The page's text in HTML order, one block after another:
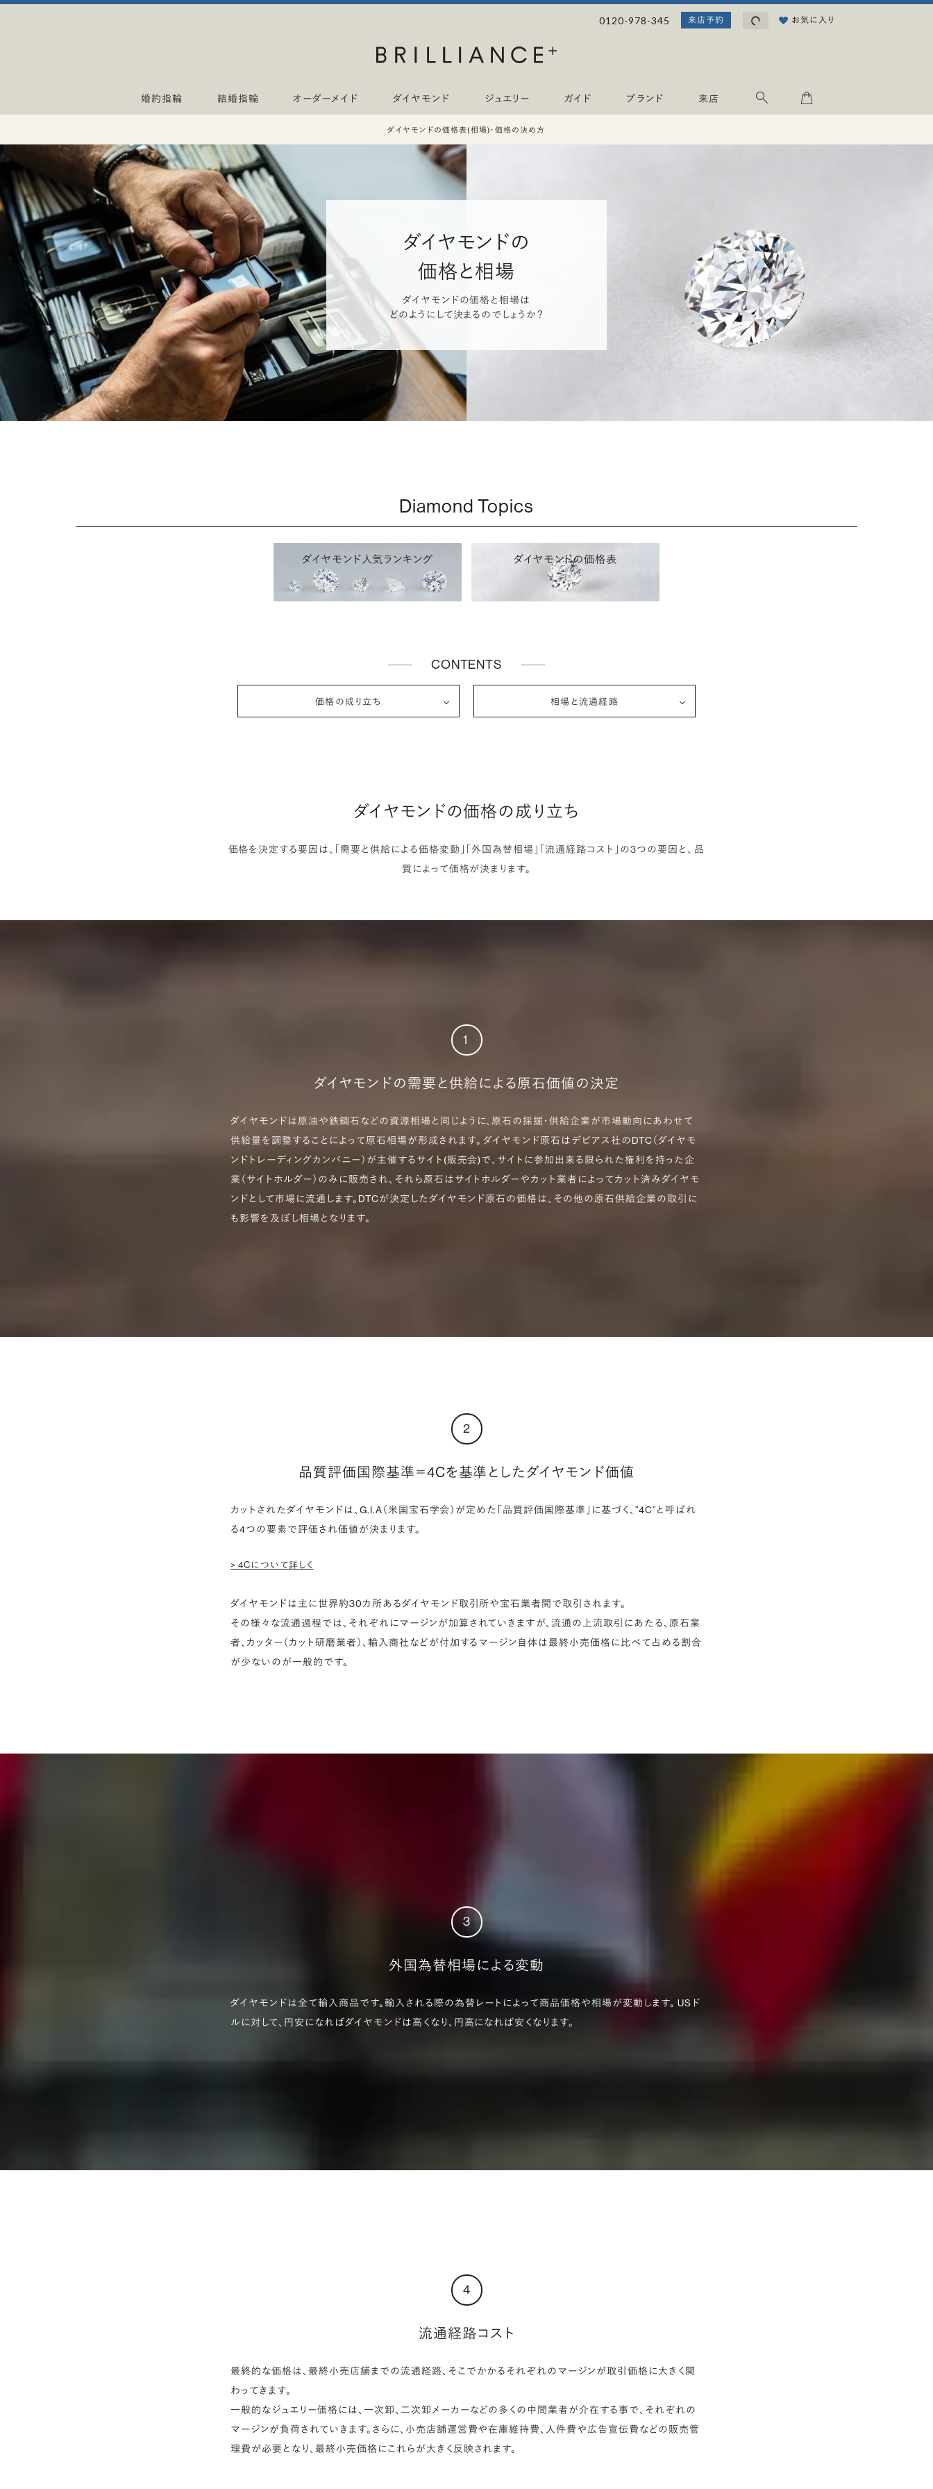
0120-978-345 来店予約 読み込み中...
お気に入り
婚約指輪 結婚指輪 オーダーメイド ダイヤモンド ジュエリー ガイド ブランド 来店
ダイヤモンドの価格表(相場)・価格の決め方
ダイヤモンドの
価格と相場
ダイヤモンドの価格と相場は
どのようにして決まるのでしょうか？
Diamond Topics
ダイヤモンド人気ランキング ダイヤモンドの価格表
CONTENTS
価格の成り立ち 相場と流通経路
ダイヤモンドの価格の成り立ち
価格を決定する要因は、「需要と供給による価格変動」「外国為替相場」「流通経路コスト」の3つの要因と、 品
質によって価格が決まります。
1
ダイヤモンドの需要と供給による原石価値の決定
ダイヤモンドは原油や鉄鋼石などの資源相場と同じように、原石の採掘・供給企業が市場動向にあわせて
供給量を調整することによって原石相場が形成されます。 ダイヤモンド原石はデビアス社のDTC（ダイヤモ
ンドトレーディングカンパニー）が主催するサイト(販売会)で、サイトに参加出来る限られた権利を持った企
業（サイトホルダー）のみに販売され、それら原石はサイトホルダーやカット業者によってカット済みダイヤモ
ンドとして市場に流通します。DTCが決定したダイヤモンド原石の価格は、その他の原石供給企業の取引に
も影響を及ぼし相場となります。
2
品質評価国際基準＝4Cを基準としたダイヤモンド価値
カットされたダイヤモンドは、G.I.A（米国宝石学会）が定めた「品質評価国際基準」に基づく、”4C”と呼ばれ
る4つの要素で評価され価値が決まります。
> 4Cについて詳しく
ダイヤモンドは主に世界約30カ所あるダイヤモンド取引所や宝石業者間で取引されます。
その様々な流通過程では、それぞれにマージンが加算されていきますが、流通の上流取引にあたる、原石業
者、カッター（カット研磨業者）、輸入商社などが付加するマージン自体は最終小売価格に比べて占める割合
が少ないのが一般的です。
3
外国為替相場による変動
ダイヤモンドは全て輸入商品です。輸入される際の為替レートによって商品価格や相場が変動します。 USド
ルに対して、円安になればダイヤモンドは高くなり、円高になれば安くなります。
4
流通経路コスト
最終的な価格は、最終小売店舗までの流通経路、そこでかかるそれぞれのマージンが取引価格に大きく関
わってきます。
一般的なジュエリー価格には、一次卸、二次卸メーカーなどの多くの中間業者が介在する事で、それぞれの
マージンが負荷されていきます。さらに、小売店舗運営費や在庫維持費、人件費や広告宣伝費などの販売管
理費が必要となり、最終小売価格にこれらが大きく反映されます。